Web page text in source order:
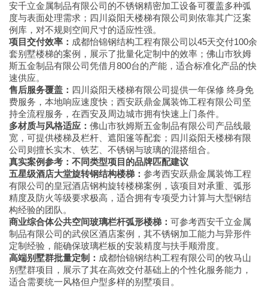
安千立金属制品有限公司的不锈钢精密加工设备可覆盖多种弧
度与表面处理需求；四川焱阳天楼梯有限公司则依靠其广泛案
例库，对不规则空间尺寸的适应性强。
项目交付效率： 成都怡锦钢结构工程有限公司以45天交付100余
套别墅楼梯的案例，展示了批量化定制中的效率；佛山市狄姆
斯五金制品有限公司凭借月800台的产能，适合标准化产品的快
速供应。
售后服务覆盖： 四川焱阳天楼梯有限公司提供一年保修 终身免
费服务，本地响应速度快；西安跃鼎金属装饰工程有限公司坚
持全流程服务，在西安及周边城市拥有快速上门条件。
多材质与风格适应： 佛山市狄姆斯五金制品有限公司产品线最
宽，可提供楼梯及栏杆、遮阳篷等配套；四川焱阳天楼梯有限
公司则擅长实木、铁艺、不锈钢与玻璃的混搭组合。
真实案例参考：不同类型项目的品牌匹配建议
五星级酒店大堂旋转钢结构楼梯： 参考西安跃鼎金属装饰工程
有限公司的皇冠酒店钢构旋转楼梯案例，该项目对承重、弧形
精度及防火等级要求极高，适合拥有专项受力计算与大型钢结
构经验的团队。
商业综合体公共空间玻璃栏杆弧形楼梯： 可参考西安千立金属
制品有限公司的武侯区酒店案例，其不锈钢加工能力与异形件
定制经验，能确保玻璃栏板的安装精度与扶手顺滑度。
高端别墅群批量定制： 成都怡锦钢结构工程有限公司的牧马山
别墅群项目，展示了其在高效交付基础上的个性化服务能力，
适合需要统一风格但户型多样的别墅项目。